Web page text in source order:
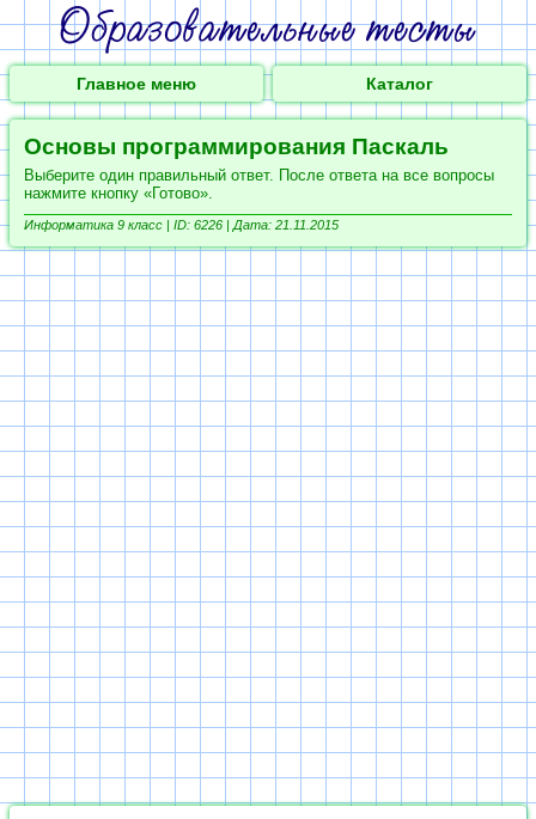
Главное меню Каталог
Основы программирования Паскаль
Выберите один правильный ответ. После ответа на все вопросы
нажмите кнопку «Готово».
Информатика 9 класс | ID: 6226 | Дата: 21.11.2015